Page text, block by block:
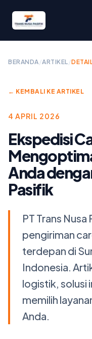
BERANDA/ARTIKEL/
← KEMBALI KE ARTIKEL
4 APRIL 2026
Ekspedisi
Anda
Pasifik
PT Trans
pengiriman
terdepan di
Indonesia.
logistik, solusi
memilih
Anda.